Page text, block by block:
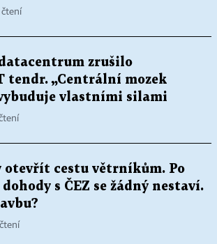
zrušilo
tendr. „Centrální mozek
vlastními silami
otevřít cestu větrníkům. Po
s ČEZ se žádný nestaví.